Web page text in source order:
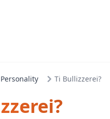
Personality Ti Bullizzerei?